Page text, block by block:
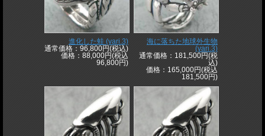
進化した蛙 (vari.3)
通常価格：96,800円(税込)
価格：88,000円(税込
96,800円)
海に落ちた地球外生物
(vari.3)
通常価格：181,500円(税
込)
価格：165,000円(税込
181,500円)